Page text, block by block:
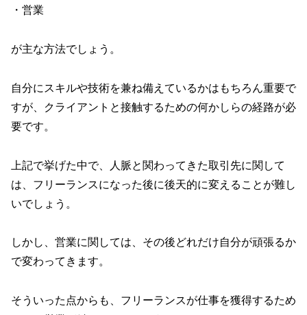
・営業
が主な方法でしょう。
自分にスキルや技術を兼ね備えているかはもちろん重要で
すが、クライアントと接触するための何かしらの経路が必
要です。
上記で挙げた中で、人脈と関わってきた取引先に関して
は、フリーランスになった後に後天的に変えることが難し
いでしょう。
しかし、営業に関しては、その後どれだけ自分が頑張るか
で変わってきます。
そういった点からも、フリーランスが仕事を獲得するため